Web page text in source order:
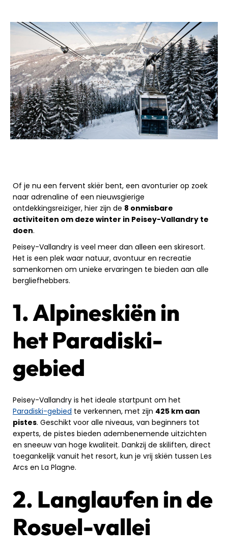
Of je nu een fervent skiër bent, een avonturier op zoek
naar adrenaline of een nieuwsgierige
ontdekkingsreiziger, hier zijn de 8 onmisbare
activiteiten om deze winter in Peisey-Vallandry te
doen.
Peisey-Vallandry is veel meer dan alleen een skiresort.
Het is een plek waar natuur, avontuur en recreatie
samenkomen om unieke ervaringen te bieden aan alle
bergliefhebbers.
1. Alpineskiën in
het Paradiski-
gebied
Peisey-Vallandry is het ideale startpunt om het
Paradiski-gebied te verkennen, met zijn 425 km aan
pistes. Geschikt voor alle niveaus, van beginners tot
experts, de pistes bieden adembenemende uitzichten
en sneeuw van hoge kwaliteit. Dankzij de skiliften, direct
toegankelijk vanuit het resort, kun je vrij skiën tussen Les
Arcs en La Plagne.
2. Langlaufen in de
Rosuel-vallei